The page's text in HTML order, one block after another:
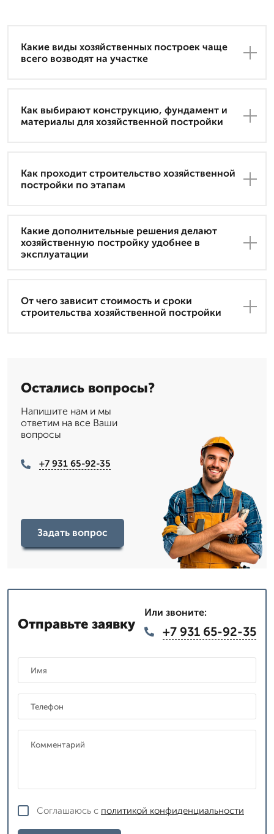
Какие виды хозяйственных построек чаще
всего возводят на участке
Как выбирают конструкцию, фундамент и
материалы для хозяйственной постройки
Как проходит строительство хозяйственной
постройки по этапам
Какие дополнительные решения делают
хозяйственную постройку удобнее в
эксплуатации
От чего зависит стоимость и сроки
строительства хозяйственной постройки
Остались вопросы?
Напишите нам и мы
ответим на все Ваши
вопросы
+7 931 65-92-35
Задать вопрос
Отправьте заявку
Или звоните:
+7 931 65-92-35
Соглашаюсь с политикой конфиденциальности